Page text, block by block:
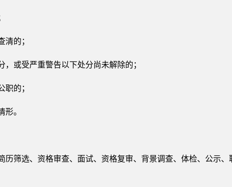
清的；
，或受严重警告以下处分尚未解除的；
职的；
形。
历筛选、资格审查、面试、资格复审、背景调查、体检、公示、